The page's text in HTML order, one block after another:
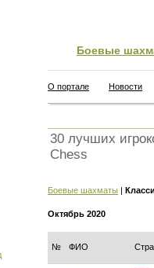
Боевые
О портале Новости
30 лучших
Chess
Боевые шахматы |
Октябрь 2020
№ ФИО